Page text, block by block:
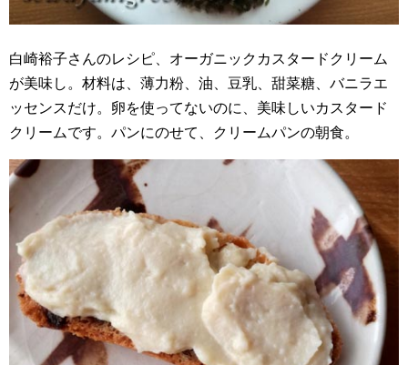
白崎裕子さんのレシピ、オーガニックカスタードクリーム
が美味し。材料は、薄力粉、油、豆乳、甜菜糖、バニラエ
ッセンスだけ。卵を使ってないのに、美味しいカスタード
クリームです。パンにのせて、クリームパンの朝食。